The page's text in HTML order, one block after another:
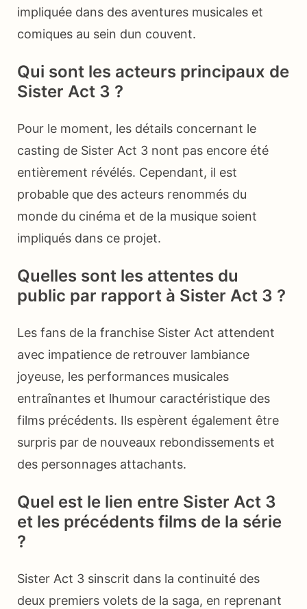
impliquée dans des aventures musicales et
comiques au sein dun couvent.
Qui sont les acteurs principaux de
Sister Act 3 ?
Pour le moment, les détails concernant le
casting de Sister Act 3 nont pas encore été
entièrement révélés. Cependant, il est
probable que des acteurs renommés du
monde du cinéma et de la musique soient
impliqués dans ce projet.
Quelles sont les attentes du
public par rapport à Sister Act 3 ?
Les fans de la franchise Sister Act attendent
avec impatience de retrouver lambiance
joyeuse, les performances musicales
entraînantes et lhumour caractéristique des
films précédents. Ils espèrent également être
surpris par de nouveaux rebondissements et
des personnages attachants.
Quel est le lien entre Sister Act 3
et les précédents films de la série
?
Sister Act 3 sinscrit dans la continuité des
deux premiers volets de la saga, en reprenant